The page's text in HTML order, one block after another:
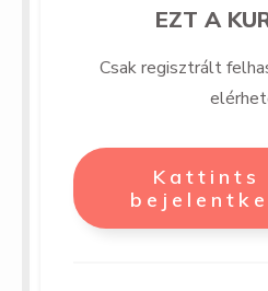
EZT A
Csak regisztrált
Kattints